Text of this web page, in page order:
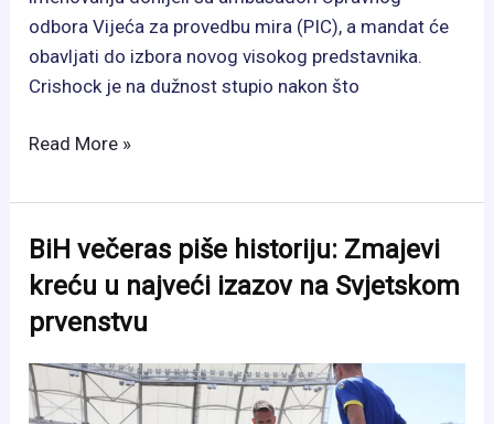
odbora Vijeća za provedbu mira (PIC), a mandat će
obavljati do izbora novog visokog predstavnika.
Crishock je na dužnost stupio nakon što
Novi
predstavnik
dužnost:
PIC
imenovao
rješenje
za
Read More »
BiH večeras piše historiju: Zmajevi
kreću u najveći izazov na Svjetskom
prvenstvu